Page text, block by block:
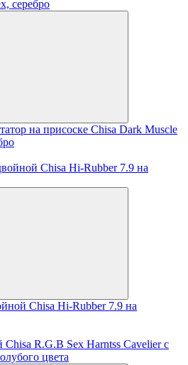
на присоске Chisa Dark Muscle
Chisa Hi-Rubber 7.9 на